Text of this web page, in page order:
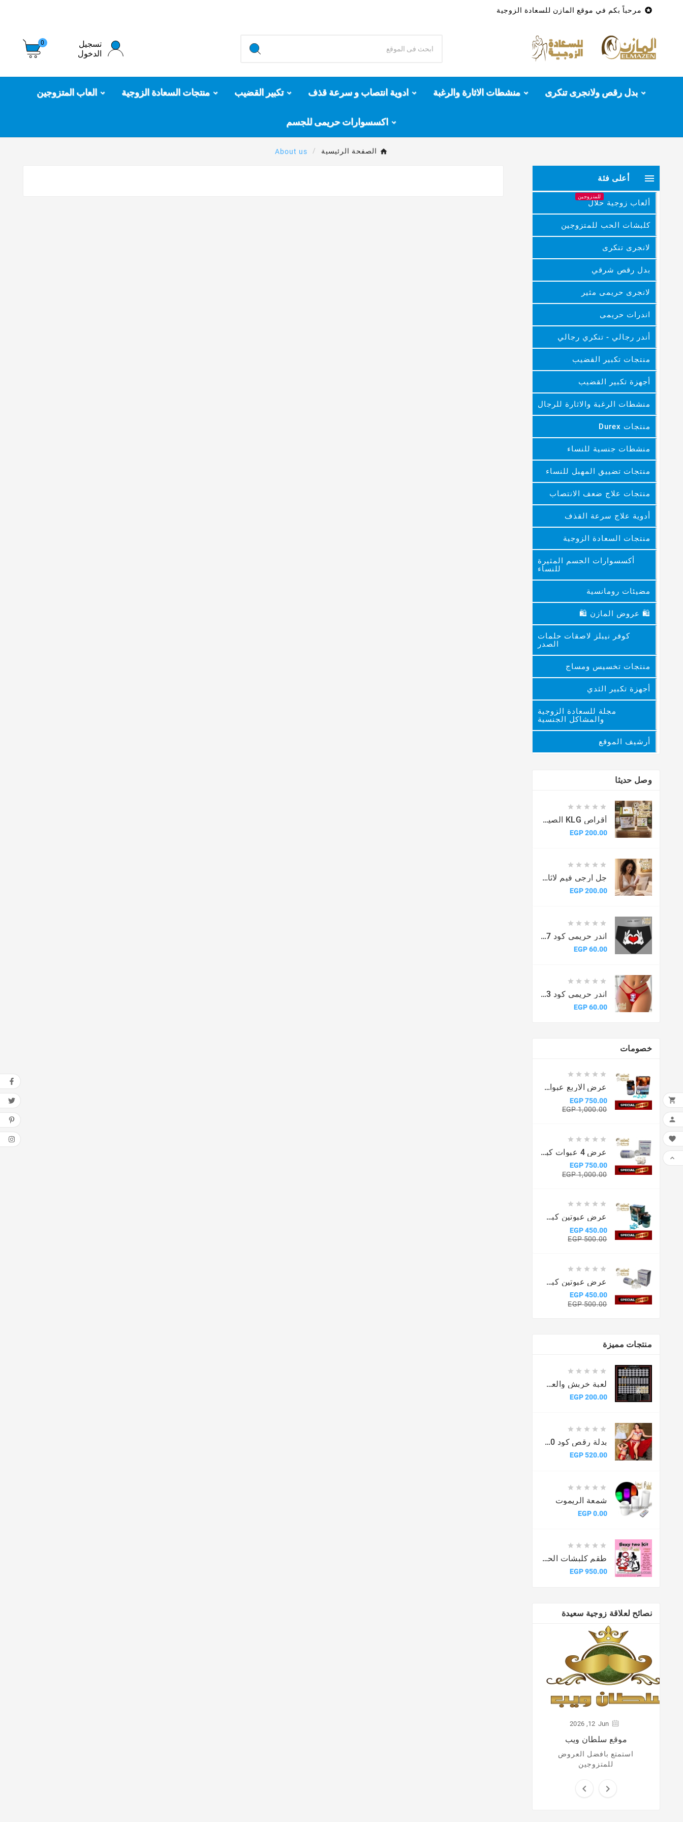
 مرحباً بكم في موقع المازن للسعادة الزوجية
تسجيل
الدخول
0
بدل رقص ولانجرى تنكرى منشطات الاثارة والرغبة ادوية انتصاب و سرعة قذف تكبير القضيب منتجات السعادة الزوجية العاب المتزوجين
اكسسوارات حريمى للجسم
الصفحة الرئيسية About us
أعلى فئة 
ألعاب زوجية حلال
للمتزوجين
كلبشات الحب للمتزوجين
لانجرى تنكرى
بدل رقص شرقي
لانجرى حريمى مثير
اندرات حريمى
أندر رجالي - تنكري رجالي
منتجات تكبير القضيب
أجهزة تكبير القضيب
منشطات الرغبة والاثارة للرجال
منتجات Durex
منشطات جنسية للنساء
منتجات تضييق المهبل للنساء
منتجات علاج ضعف الانتصاب
أدوية علاج سرعة القذف
منتجات السعادة الزوجية
أكسسوارات الجسم المثيرة
للنساء
مضيئات رومانسية
🛍 عروض المازن 🛍
كوفر نيبلز لاصقات حلمات
الصدر
منتجات تخسيس ومساج
أجهزة تكبير الثدي
مجلة للسعادة الزوجية
والمشاكل الجنسية
أرشيف الموقع
وصل حديثا





أقراص KLG الصيني الأصلية للرجال
200.00 EGP





جل ارجى فيم لاثارة النساء
200.00 EGP





اندر حريمى كود 6017
60.00 EGP





اندر حريمى كود 6013
60.00 EGP
خصومات





عرض الاربع عبوات من كبسولات ماكس مان
750.00 EGP
1,000.00 EGP





عرض 4 عبوات كبسولات فياماكس
750.00 EGP
1,000.00 EGP





عرض عبوتين كبسولات ماكس مان
450.00 EGP
500.00 EGP





عرض عبوتين كبسولات فيماكس
450.00 EGP
500.00 EGP
منتجات مميزة





لعبة خربش والعب للمتزوجين
200.00 EGP





بدلة رقص كود 2050
520.00 EGP





شمعة الريموت
0.00 EGP





طقم كلبشات الحب سكسى كيت
950.00 EGP
نصائح لعلاقة زوجية سعيدة
Jun
12,
موقع سلطان ويب
استمتع بافضل العروض
للمتزوجين
 



